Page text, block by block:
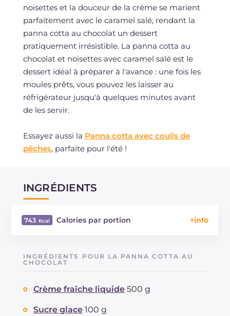
noisettes et la douceur de la crème se marient
parfaitement avec le caramel salé, rendant la
panna cotta au chocolat un dessert
pratiquement irrésistible. La panna cotta au
chocolat et noisettes avec caramel salé est le
dessert idéal à préparer à l'avance : une fois les
moules prêts, vous pouvez les laisser au
réfrigérateur jusqu'à quelques minutes avant
de les servir.
Essayez aussi la Panna cotta avec coulis de
pêches, parfaite pour l'été !
INGRÉDIENTS
743 Calories par portion
Dont sucres
Graisses
INGRÉDIENTS POUR LA PANNA COTTA AU
CHOCOLAT
Crème fraîche liquide 500 g
Sucre glace 100 g